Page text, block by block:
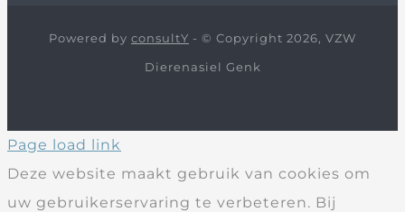
Powered by consultY - © Copyright 2026, VZW
Dierenasiel Genk
Page load link
Deze website maakt gebruik van cookies om
uw gebruikerservaring te verbeteren. Bij